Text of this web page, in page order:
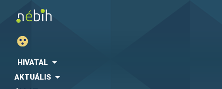
HIVATAL
AKTUÁLIS